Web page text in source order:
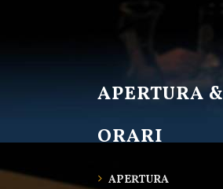
APERTURA &
ORARI
APERTURA